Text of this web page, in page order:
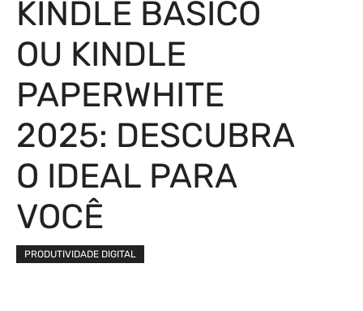
KINDLE BÁSICO
OU KINDLE
PAPERWHITE
2025: DESCUBRA
O IDEAL PARA
VOCÊ
PRODUTIVIDADE DIGITAL